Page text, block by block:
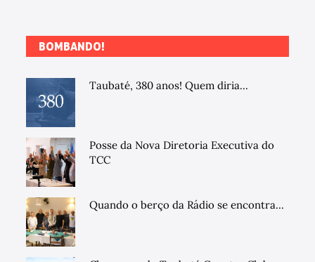
BOMBANDO!
Taubaté, 380 anos! Quem diria...
Posse da Nova Diretoria Executiva do
TCC
Quando o berço da Rádio se encontra...